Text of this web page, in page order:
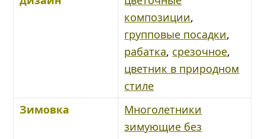
композиции,
групповые посадки,
рабатка, срезочное,
цветник в природном
стиле
Зимовка
Многолетники
зимующие без